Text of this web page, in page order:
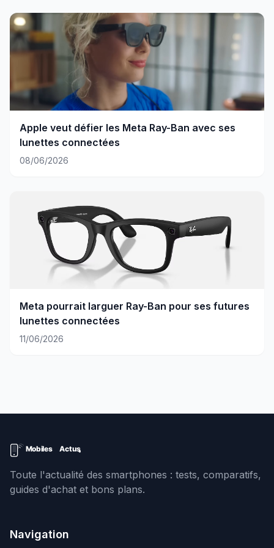
Apple veut défier les Meta Ray-Ban avec ses
lunettes connectées
08/06/2026
Meta pourrait larguer Ray-Ban pour ses futures
lunettes connectées
11/06/2026
Toute l'actualité des smartphones : tests, comparatifs,
guides d'achat et bons plans.
Navigation